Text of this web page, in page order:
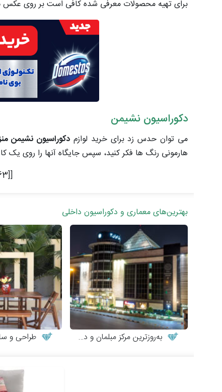
برای تهیه محصولات معرفی شده کافی است بر روی عکس
دکوراسیون نشیمن
می توان حدس زد برای خرید لوازم دکوراسیون نشیمن
هارمونی رنگ ها فکر کنید، سپس جایگاه آنها را روی یک
[[nid:101363]][[nid:101368]][[nid:101367]]
بهترین‌های معماری و دکوراسیون داخلی
به‌روزترین مرکز مبلمان و دکوراسیون طراحی و